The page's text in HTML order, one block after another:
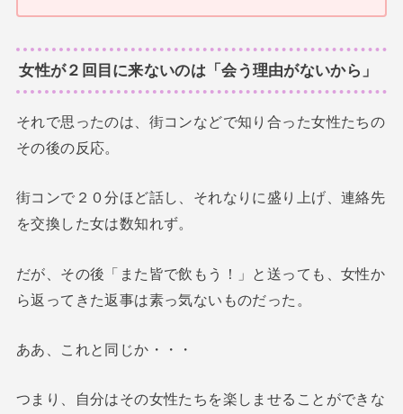
女性が２回目に来ないのは「会う理由がないから」
それで思ったのは、街コンなどで知り合った女性たちの
その後の反応。
街コンで２０分ほど話し、それなりに盛り上げ、連絡先
を交換した女は数知れず。
だが、その後「また皆で飲もう！」と送っても、女性か
ら返ってきた返事は素っ気ないものだった。
ああ、これと同じか・・・
つまり、自分はその女性たちを楽しませることができな